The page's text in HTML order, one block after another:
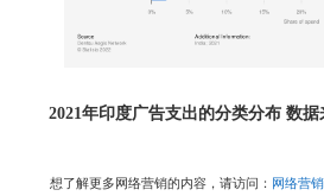
2021年印度广告支出的分类分布 数
想了解更多网络营销的内容，请访问： 网络营销